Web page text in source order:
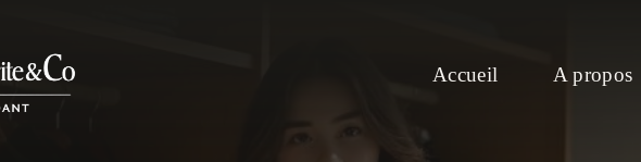
Accueil A propos